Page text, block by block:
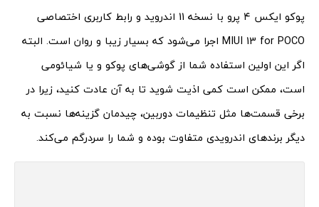
پوکو ایکس ۴ پرو با نسخه 11 اندروید و رابط کاربری اختصاصی
MIUI 13 for POCO اجرا می‌شود که بسیار زیبا و روان است. البته
اگر این اولین استفاده شما از گوشی‌های پوکو و یا شیائومی
است، ممکن است کمی اذیت شوید تا به آن عادت کنید، زیرا در
برخی قسمت‌ها مثل تنظیمات دوربین، چیدمان گزینه‌ها نسبت به
دیگر برندهای اندرویدی متفاوت بوده و شما را سردرگم می‌کند.